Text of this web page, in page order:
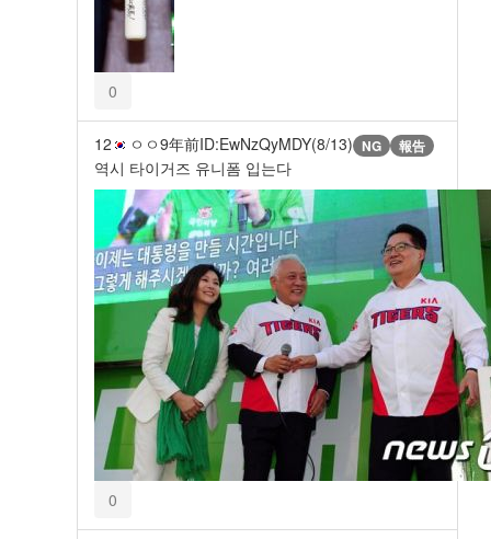
0
12 ㅇㅇ9年前ID:EwNzQyMDY(8/13) NG 報告
역시 타이거즈 유니폼 입는다
0